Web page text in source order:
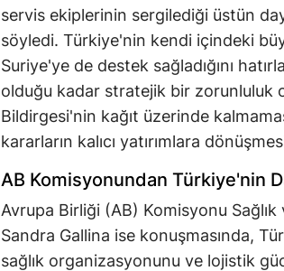
servis ekiplerinin sergilediği üstün
söyledi. Türkiye'nin kendi içindeki
Suriye'ye de destek sağladığını
olduğu kadar stratejik bir zorunluluk
Bildirgesi'nin kağıt üzerinde
kararların kalıcı yatırımlara
AB Komisyonundan Türkiye'nin
Avrupa Birliği (AB) Komisyonu
Sandra Gallina ise konuşmasında,
sağlık organizasyonunu ve lojistik